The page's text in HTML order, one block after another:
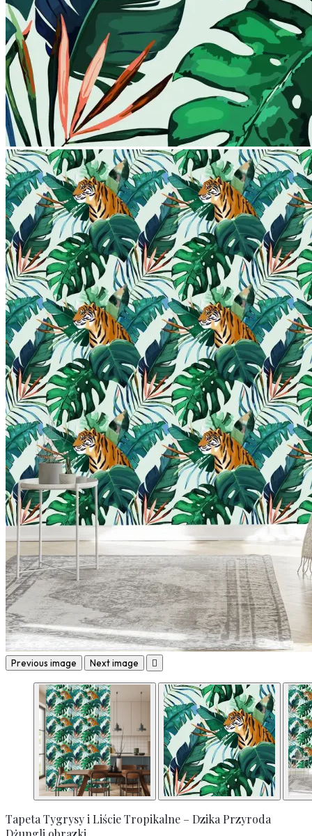
Previous image Next image 
Tapeta Tygrysy i Liście Tropikalne – Dzika Przyroda